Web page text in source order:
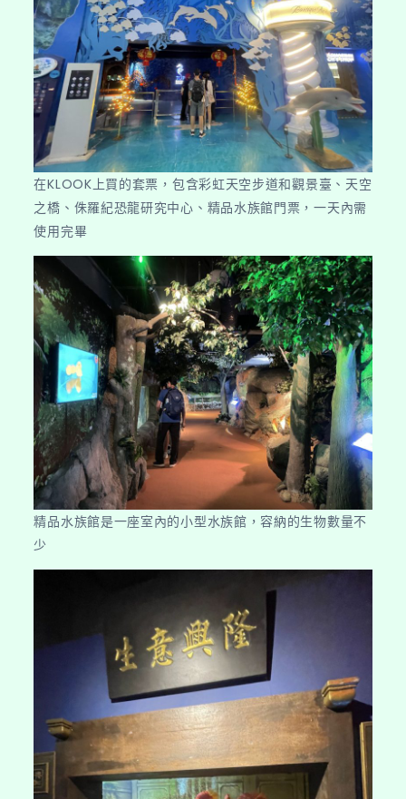
在KLOOK上買的套票，包含彩虹天空步道和觀景臺、天空
之橋、侏羅紀恐龍研究中心、精品水族館門票，一天內需
使用完畢
精品水族館是一座室內的小型水族館，容納的生物數量不
少